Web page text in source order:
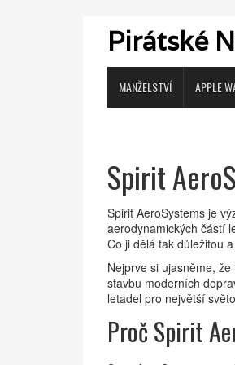
Pirátské
MANŽELSTVÍ APPLE
Spirit
Spirit AeroSystems je
aerodynamických částí
Co ji dělá tak důležitou
Nejprve si ujasněme,
stavbu moderních
letadel pro největší
Proč Spirit